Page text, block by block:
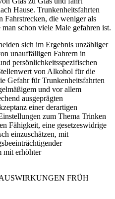
Hause. Trunkenheitsfahrten
Fahrstrecken, die weniger als
schon viele Male gefahren ist.
sich im Ergebnis unzähliger
unauffälligen Fahrern in
persönlichkeitsspezifischen
von Alkohol für die
Gefahr für Trunkenheitsfahrten
und vor allem
ausgeprägten
einer derartigen
zum Thema Trinken
Fähigkeit, eine gesetzeswidrige
einzuschätzen, mit
mit erhöhter
FRÜH